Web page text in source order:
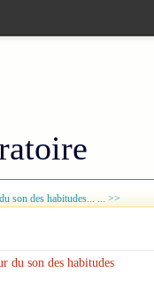
son des habitudes... ... >>